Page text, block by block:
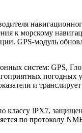
к морскому
GPS-модуль
систем: GPS,
и
IPX7,
по протоколу